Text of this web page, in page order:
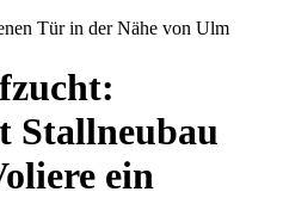
Tür in der Nähe von Ulm
Stallneubau
ein